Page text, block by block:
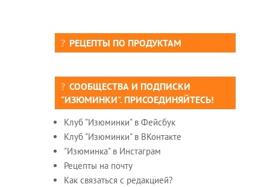
РЕЦЕПТЫ ПО ПРОДУКТАМ
СООБЩЕСТВА И ПОДПИСКИ
"ИЗЮМИНКИ". ПРИСОЕДИНЯЙТЕСЬ!
Клуб "Изюминки" в Фейсбук
Клуб "Изюминки" в ВКонтакте
"Изюминка" в Инстаграм
Рецепты на почту
Как связаться с редакцией?